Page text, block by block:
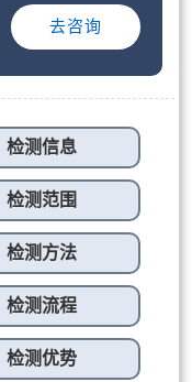
去咨询
检测信息
检测范围
检测方法
检测流程
检测优势